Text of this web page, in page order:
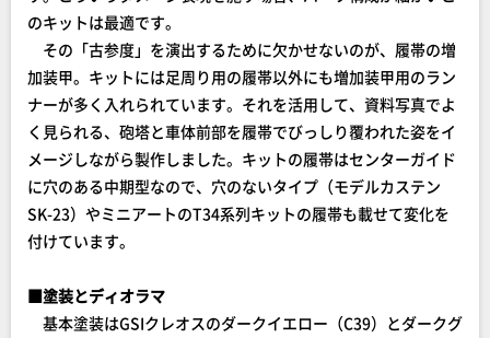
のキットは最適です。
その「古参度」を演出するために欠かせないのが、履帯の増
加装甲。キットには足周り用の履帯以外にも増加装甲用のラン
ナーが多く入れられています。それを活用して、資料写真でよ
く見られる、砲塔と車体前部を履帯でびっしり覆われた姿をイ
メージしながら製作しました。キットの履帯はセンターガイド
に穴のある中期型なので、穴のないタイプ（モデルカステン
SK-23）やミニアートのT34系列キットの履帯も載せて変化を
付けています。
■塗装とディオラマ
基本塗装はGSIクレオスのダークイエロー（C39）とダークグ